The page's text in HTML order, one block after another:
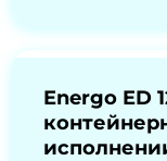
Energo ED